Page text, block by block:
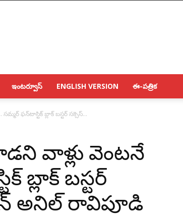
ఇంటర్వూస్ ENGLISH VERSION ఈ-పత్రిక
ఫన్‌టాస్టిక్ బ్లాక్ బస్టర్ సక్సెస్...
వాళ్లు వెంటనే
బ్లాక్ బస్టర్
అనిల్ రావిపూడి